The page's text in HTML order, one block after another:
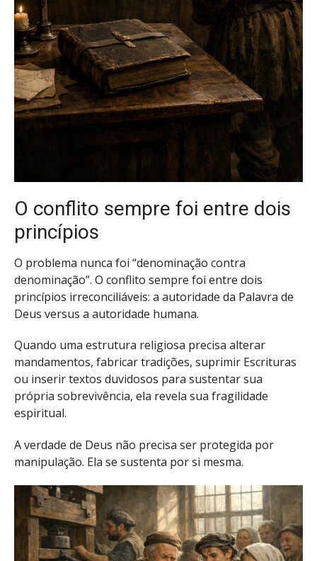
O conflito sempre foi entre dois
princípios
O problema nunca foi “denominação contra
denominação”. O conflito sempre foi entre dois
princípios irreconciliáveis: a autoridade da Palavra de
Deus versus a autoridade humana.
Quando uma estrutura religiosa precisa alterar
mandamentos, fabricar tradições, suprimir Escrituras
ou inserir textos duvidosos para sustentar sua
própria sobrevivência, ela revela sua fragilidade
espiritual.
A verdade de Deus não precisa ser protegida por
manipulação. Ela se sustenta por si mesma.